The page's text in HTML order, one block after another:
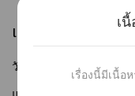
เผยแพร่
วันที่เผยแพร่ : 26 ก.ย.
เ
เรื่องนี้มีเนื้อ